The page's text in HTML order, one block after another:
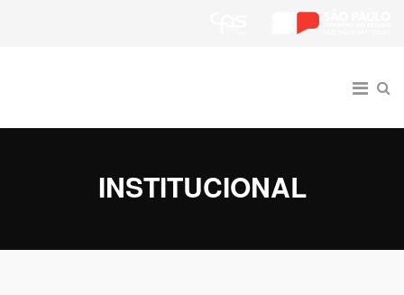
INSTITUCIONAL